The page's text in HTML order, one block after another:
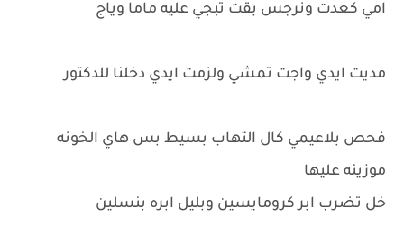
امي كعدت ونرجس بقت تبجي عليه ماما وياج
مديت ايدي واجت تمشي ولزمت ايدي دخلنا للدكتور
فحص بلاعيمي كال التهاب بسيط بس هاي الخونه
موزينه عليها
خل تضرب ابر كرومايسين وبليل ابره بنسلين